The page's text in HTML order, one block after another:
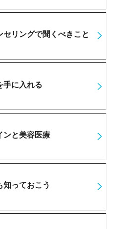
リングで聞くべきこと
手に入れる
ンと美容医療
知っておこう